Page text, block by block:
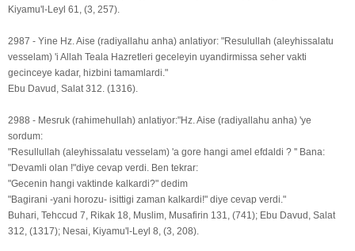
Kiyamu'l-Leyl 61, (3, 257).
2987 - Yine Hz. Aise (radiyallahu anha) anlatiyor: "Resulullah (aleyhissalatu
vesselam) 'i Allah Teala Hazretleri geceleyin uyandirmissa seher vakti
gecinceye kadar, hizbini tamamlardi."
Ebu Davud, Salat 312. (1316).
2988 - Mesruk (rahimehullah) anlatiyor:"Hz. Aise (radiyallahu anha) 'ye
sordum:
"Resullullah (aleyhissalatu vesselam) 'a gore hangi amel efdaldi ? '' Bana:
"Devamli olan !"diye cevap verdi. Ben tekrar:
"Gecenin hangi vaktinde kalkardi?" dedim
"Bagirani -yani horozu- isittigi zaman kalkardi!" diye cevap verdi."
Buhari, Tehccud 7, Rikak 18, Muslim, Musafirin 131, (741); Ebu Davud, Salat
312, (1317); Nesai, Kiyamu'l-Leyl 8, (3, 208).